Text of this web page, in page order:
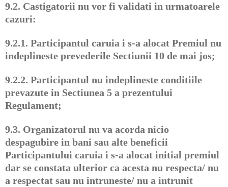
9.2. Castigatorii nu vor fi validati in urmatoarele
cazuri:
9.2.1. Participantul caruia i s-a alocat Premiul nu
indeplineste prevederile Sectiunii 10 de mai jos;
9.2.2. Participantul nu indeplineste conditiile
prevazute in Sectiunea 5 a prezentului
Regulament;
9.3. Organizatorul nu va acorda nicio
despagubire in bani sau alte beneficii
Participantului caruia i s-a alocat initial premiul
dar se constata ulterior ca acesta nu respecta/ nu
a respectat sau nu intruneste/ nu a intrunit